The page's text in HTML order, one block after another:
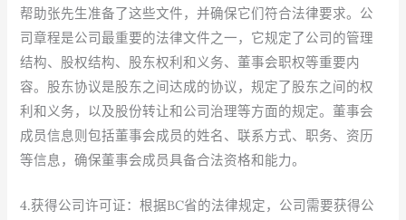
帮助张先生准备了这些文件，并确保它们符合法律要求。公
司章程是公司最重要的法律文件之一，它规定了公司的管理
结构、股权结构、股东权利和义务、董事会职权等重要内
容。股东协议是股东之间达成的协议，规定了股东之间的权
利和义务，以及股份转让和公司治理等方面的规定。董事会
成员信息则包括董事会成员的姓名、联系方式、职务、资历
等信息，确保董事会成员具备合法资格和能力。
4.获得公司许可证：根据BC省的法律规定，公司需要获得公